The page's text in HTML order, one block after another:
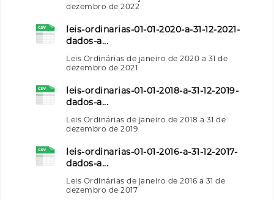
dezembro de 2022
leis-ordinarias-01-01-2020-a-31-12-2021-
dados-a...
Leis Ordinárias de janeiro de 2020 a 31 de
dezembro de 2021
leis-ordinarias-01-01-2018-a-31-12-2019-
dados-a...
Leis Ordinárias de janeiro de 2018 a 31 de
dezembro de 2019
leis-ordinarias-01-01-2016-a-31-12-2017-
dados-a...
Leis Ordinárias de janeiro de 2016 a 31 de
dezembro de 2017